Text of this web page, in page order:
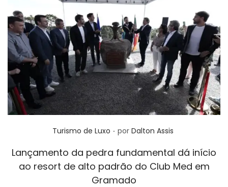
Posted in
Turismo de Luxo . por Dalton Assis
Lançamento da pedra fundamental dá início
ao resort de alto padrão do Club Med em
Gramado